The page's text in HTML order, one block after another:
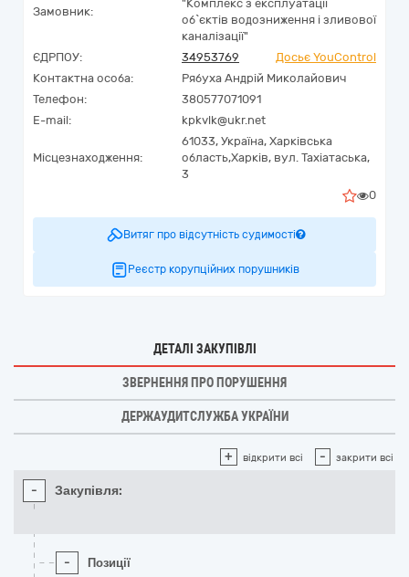
Замовник:
"Комплекс з експлуатації
об`єктів водозниження і зливової
каналізації"
ЄДРПОУ:
34953769
Досьє YouControl
Контактна особа:
Рябуха Андрій Миколайович
Телефон:
380577071091
E-mail:
kpkvlk@ukr.net
Місцезнаходження:
61033, Україна, Харківська
область,Харків, вул. Тахіатаська,
3
0
Витяг про відсутність судимості
Реєстр корупційних порушників
ДЕТАЛІ ЗАКУПІВЛІ
ЗВЕРНЕННЯ ПРО ПОРУШЕННЯ
ДЕРЖАУДИТСЛУЖБА УКРАЇНИ
+ відкрити всі - закрити всі
- Закупівля:
- Позиції